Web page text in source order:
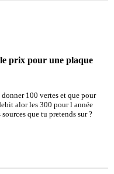
prix pour une plaque
100 vertes et que pour
alor les 300 pour l année
que tu pretends sur ?